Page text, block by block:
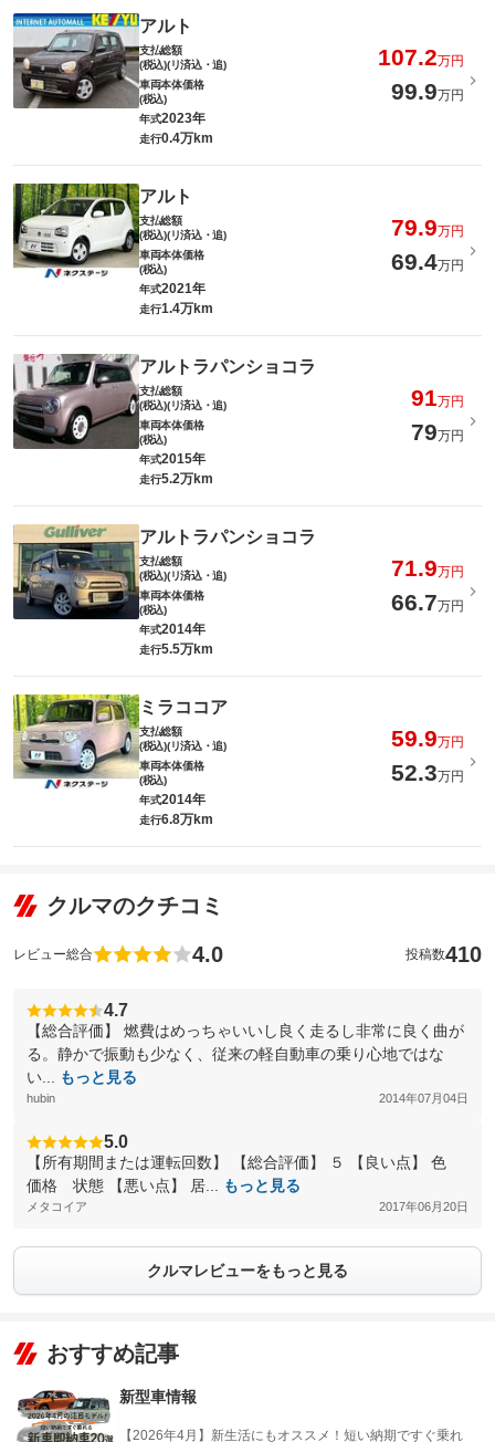
アルト
支払総額
(税込)(リ済込・追)
107.2万円
車両本体価格
(税込)
99.9万円
年式2023年
走行0.4万km
アルト
支払総額
(税込)(リ済込・追)
79.9万円
車両本体価格
(税込)
69.4万円
年式2021年
走行1.4万km
アルトラパンショコラ
支払総額
(税込)(リ済込・追)
91万円
車両本体価格
(税込)
79万円
年式2015年
走行5.2万km
アルトラパンショコラ
支払総額
(税込)(リ済込・追)
71.9万円
車両本体価格
(税込)
66.7万円
年式2014年
走行5.5万km
ミラココア
支払総額
(税込)(リ済込・追)
59.9万円
車両本体価格
(税込)
52.3万円
年式2014年
走行6.8万km
クルマのクチコミ
レビュー総合 4.0 投稿数410
4.7
【総合評価】 燃費はめっちゃいいし良く走るし非常に良く曲が
る。静かで振動も少なく、従来の軽自動車の乗り心地ではな
い...
もっと見る
hubin 2014年07月04日
5.0
【所有期間または運転回数】 【総合評価】 ５ 【良い点】 色
価格 状態 【悪い点】 居...
もっと見る
メタコイア 2017年06月20日
クルマレビューをもっと見る
おすすめ記事
新型車情報
【2026年4月】新生活にもオススメ！短い納期ですぐ乗れ